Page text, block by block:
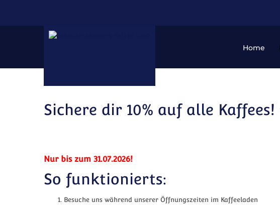
Home
Sichere dir 10% auf alle Kaffees!
Nur bis zum 31.07.2026!
So funktionierts:
Besuche uns während unserer Öffnungszeiten im Kaffeeladen